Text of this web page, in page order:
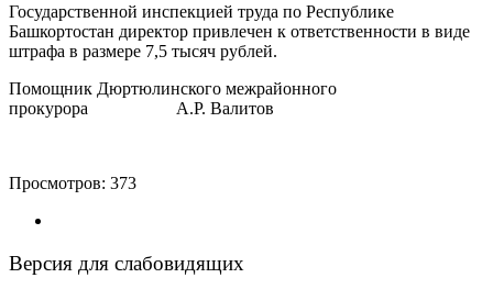
Государственной инспекцией труда по Республике
Башкортостан директор привлечен к ответственности в виде
штрафа в размере 7,5 тысяч рублей.
Помощник Дюртюлинского межрайонного
прокурора А.Р. Валитов
Просмотров: 373
Версия для слабовидящих